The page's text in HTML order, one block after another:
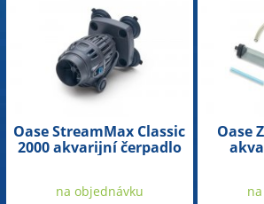
Oase StreamMax Classic
2000 akvarijní čerpadlo
na objednávku
Oase